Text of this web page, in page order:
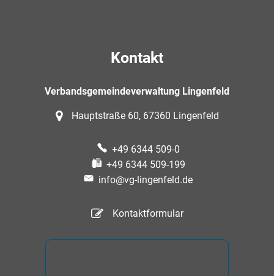
Kontakt
Verbandsgemeindeverwaltung Lingenfeld
Hauptstraße 60, 67360 Lingenfeld
+49 6344 509-0
+49 6344 509-199
info@vg-lingenfeld.de
Kontaktformular